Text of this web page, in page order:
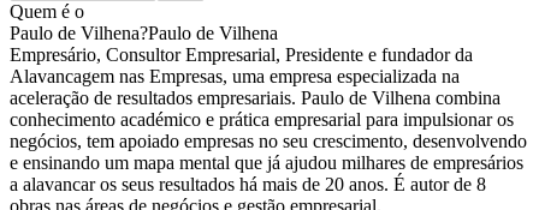
Quem é o
Paulo de Vilhena?Paulo de Vilhena
Empresário, Consultor Empresarial, Presidente e fundador da
Alavancagem nas Empresas, uma empresa especializada na
aceleração de resultados empresariais. Paulo de Vilhena combina
conhecimento académico e prática empresarial para impulsionar os
negócios, tem apoiado empresas no seu crescimento, desenvolvendo
e ensinando um mapa mental que já ajudou milhares de empresários
a alavancar os seus resultados há mais de 20 anos. É autor de 8